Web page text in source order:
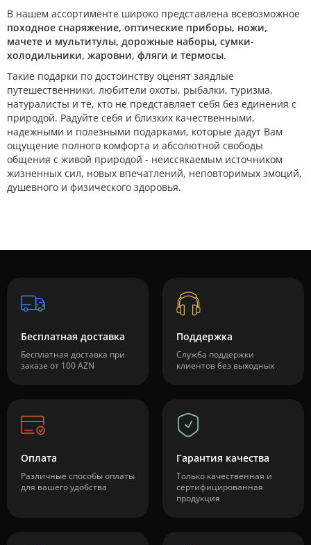
В нашем ассортименте широко представлена всевозможное
походное снаряжение, оптические приборы, ножи,
мачете и мультитулы, дорожные наборы, сумки-
холодильники, жаровни, фляги и термосы.
Такие подарки по достоинству оценят заядлые
путешественники, любители охоты, рыбалки, туризма,
натуралисты и те, кто не представляет себя без единения с
природой. Радуйте себя и близких качественными,
надежными и полезными подарками, которые дадут Вам
ощущение полного комфорта и абсолютной свободы
общения с живой природой - неиссякаемым источником
жизненных сил, новых впечатлений, неповторимых эмоций,
душевного и физического здоровья.
Бесплатная доставка
Бесплатная доставка при
заказе от 100 AZN
Поддержка
Служба поддержки
клиентов без выходных
Оплата
Различные способы оплаты
для вашего удобства
Гарантия качества
Только качественная и
сертифицированная
продукция